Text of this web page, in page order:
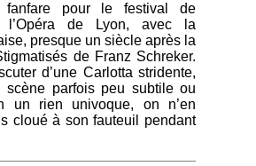
fanfare pour le festival de
l’Opéra de Lyon, avec la
presque un siècle après la
de Franz Schreker.
d’une Carlotta stridente,
scène parfois peu subtile ou
un rien univoque, on n’en
cloué à son fauteuil pendant